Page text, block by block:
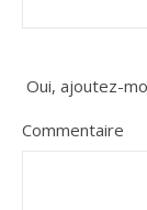
Oui, ajoutez-
Commentaire